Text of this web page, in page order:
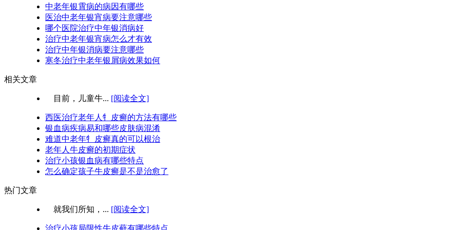
中老年银霄病的病因有哪些
医治中老年银宵病要注意哪些
哪个医院治疗中年银消病好
治疗中老年银宵病怎么才有效
治疗中年银消病要注意哪些
寒冬治疗中老年银屑病效果如何
相关文章
目前，儿童牛... [阅读全文]
西医治疗老年人牜皮癣的方法有哪些
银血病疾病易和哪些皮肤病混淆
难道中老年牜皮癣真的可以根治
老年人牛皮癣的初期症状
治疗小孩银血病有哪些特点
怎么确定孩子牛皮癣是不是治愈了
热门文章
就我们所知，... [阅读全文]
治疗小孩局限性牛皮藓有哪些特点